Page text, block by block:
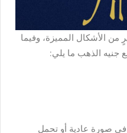
من الأشكال المميزة، وفيما
الذهب ما يلي:
صورة عادية أو تحمل